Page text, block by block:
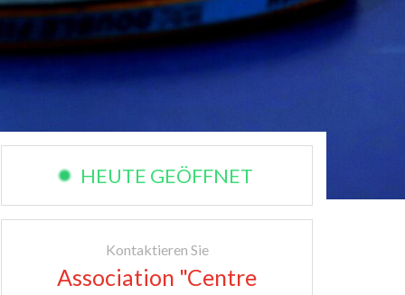
HEUTE GEÖFFNET
Kontaktieren Sie
Association "Centre